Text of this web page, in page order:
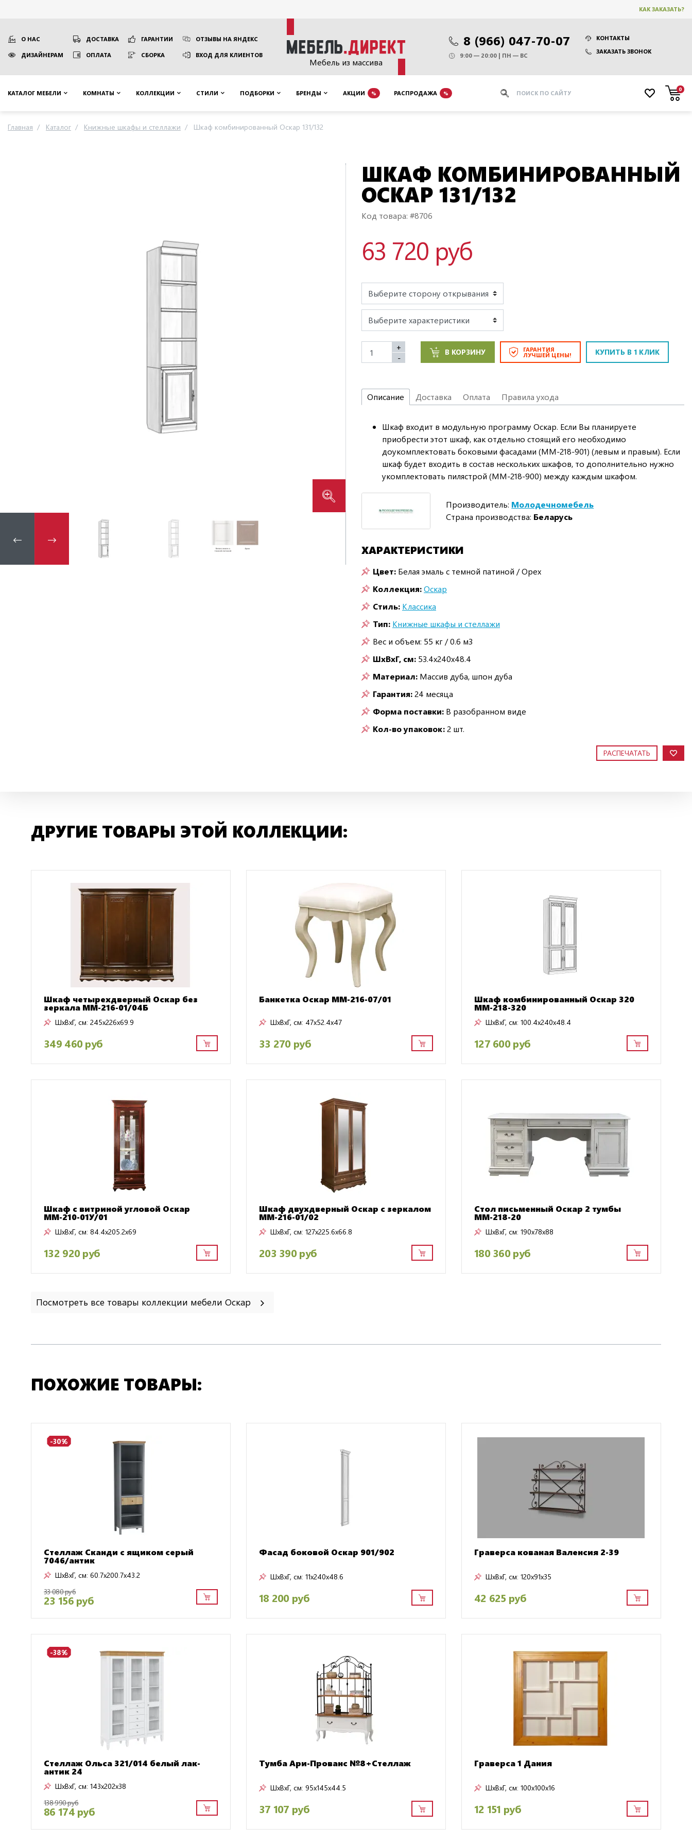
КАК ЗАКАЗАТЬ?
Мебель из массива
О НАС ДОСТАВКА ГАРАНТИИ ОТЗЫВЫ НА ЯНДЕКС
ДИЗАЙНЕРАМ ОПЛАТА СБОРКА ВХОД ДЛЯ КЛИЕНТОВ
8 (966) 047-70-07
КОНТАКТЫ
ЗАКАЗАТЬ ЗВОНОК
9:00 — 20:00 | ПН — ВС
КАТАЛОГ МЕБЕЛИ КОМНАТЫ КОЛЛЕКЦИИ СТИЛИ ПОДБОРКИ БРЕНДЫ АКЦИИ % РАСПРОДАЖА %
0
Главная Каталог Книжные шкафы и стеллажи Шкаф комбинированный Оскар 131/132
ШКАФ КОМБИНИРОВАННЫЙ
ОСКАР 131/132
Код товара: #8706
63 720 руб
+
-
В КОРЗИНУ ГАРАНТИЯ
ЛУЧШЕЙ ЦЕНЫ! КУПИТЬ В 1 КЛИК
Описание Доставка Оплата Правила ухода
Шкаф входит в модульную программу Оскар. Если Вы планируете
приобрести этот шкаф, как отдельно стоящий его необходимо
доукомплектовать боковыми фасадами (ММ-218-901) (левым и правым). Если
шкаф будет входить в состав нескольких шкафов, то дополнительно нужно
укомплектовать пилястрой (ММ-218-900) между каждым шкафом.
Производитель: Молодечномебель
Страна производства: Беларусь
ХАРАКТЕРИСТИКИ
Цвет: Белая эмаль с темной патиной / Орех
Коллекция:Оскар
Стиль: Классика
Тип: Книжные шкафы и стеллажи
Вес и объем: 55 кг / 0.6 м3
ШxВxГ, см: 53.4x240x48.4
Материал: Массив дуба, шпон дуба
Гарантия:24 месяца
Форма поставки: В разобранном виде
Кол-во упаковок:2 шт.
РАСПЕЧАТАТЬ
ДРУГИЕ ТОВАРЫ ЭТОЙ КОЛЛЕКЦИИ:
Шкаф четырехдверный Оскар без
зеркала ММ-216-01/04Б
ШxВxГ, см: 245x226x69.9
349 460 руб
Банкетка Оскар ММ-216-07/01
ШxВxГ, см: 47x52.4x47
33 270 руб
Шкаф комбинированный Оскар 320
ММ-218-320
ШxВxГ, см: 100.4x240x48.4
127 600 руб
Шкаф с витриной угловой Оскар
ММ-210-01У/01
ШxВxГ, см: 84.4x205.2x69
132 920 руб
Шкаф двухдверный Оскар с зеркалом
ММ-216-01/02
ШxВxГ, см: 127x225.6x66.8
203 390 руб
Стол письменный Оскар 2 тумбы
ММ-218-20
ШxВxГ, см: 190x78x88
180 360 руб
Посмотреть все товары коллекции мебели Оскар
ПОХОЖИЕ ТОВАРЫ:
-30%
Стеллаж Сканди с ящиком серый
7046/антик
ШxВxГ, см: 60.7x200.7x43.2
33 080 руб
23 156 руб
Фасад боковой Оскар 901/902
ШxВxГ, см: 11x240x48.6
18 200 руб
Граверса кованая Валенсия 2-39
ШxВxГ, см: 120x91x35
42 625 руб
-38%
Стеллаж Ольса 321/014 белый лак-
антик 24
ШxВxГ, см: 143x202x38
138 990 руб
86 174 руб
Тумба Ари-Прованс №8+Стеллаж
ШxВxГ, см: 95x145x44.5
37 107 руб
Граверса 1 Дания
ШxВxГ, см: 100x100x16
12 151 руб